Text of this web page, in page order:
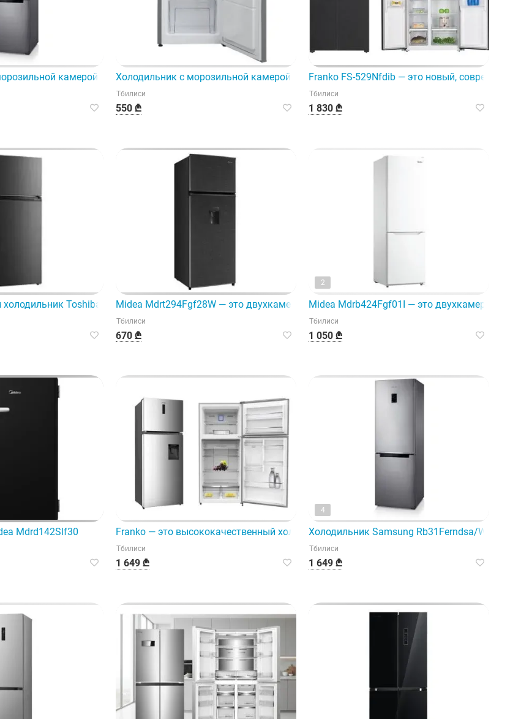
устройство.камерой Samsung Rb31Ferndsa.
Холодильник с морозильной камерой Regal 1005 Inox — ваш новый холодильник с
Тбилиси
550 ₾
Franko FS-529Nfdib — это новый,
Тбилиси
1 830 ₾
управлением и общей камерой.
Toshiba GR-Rt624We-PMJ(37) идеально подходит для любого помещения.
Midea Mdrt294Fgf28W — это двухкамерный холодильник.
Тбилиси
670 ₾
2
Midea Mdrb424Fgf01I — это двухкамерный
Тбилиси
1 050 ₾
Mdrd142Slf30 Franko — это высококачественный холодильник с диспенсером.
Тбилиси
1 649 ₾
4
Холодильник Samsung Rb31Ferndsa/WR
Тбилиси
1 649 ₾